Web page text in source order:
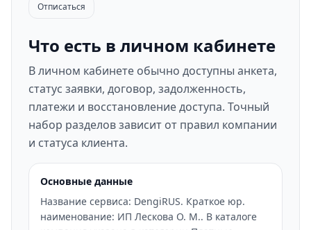
Отписаться
Что есть в личном кабинете
В личном кабинете обычно доступны анкета,
статус заявки, договор, задолженность,
платежи и восстановление доступа. Точный
набор разделов зависит от правил компании
и статуса клиента.
Основные данные
Название сервиса: DengiRUS. Краткое юр.
наименование: ИП Лескова О. М.. В каталоге